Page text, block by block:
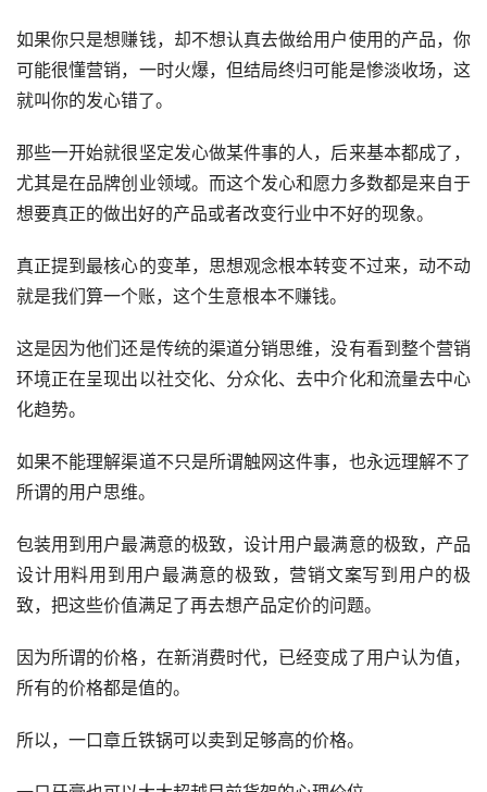
如果你只是想赚钱，却不想认真去做给用户使用的产品，你
可能很懂营销，一时火爆，但结局终归可能是惨淡收场，这
就叫你的发心错了。
那些一开始就很坚定发心做某件事的人，后来基本都成了，
尤其是在品牌创业领域。而这个发心和愿力多数都是来自于
想要真正的做出好的产品或者改变行业中不好的现象。
真正提到最核心的变革，思想观念根本转变不过来，动不动
就是我们算一个账，这个生意根本不赚钱。
这是因为他们还是传统的渠道分销思维，没有看到整个营销
环境正在呈现出以社交化、分众化、去中介化和流量去中心
化趋势。
如果不能理解渠道不只是所谓触网这件事，也永远理解不了
所谓的用户思维。
包装用到用户最满意的极致，设计用户最满意的极致，产品
设计用料用到用户最满意的极致，营销文案写到用户的极
致，把这些价值满足了再去想产品定价的问题。
因为所谓的价格，在新消费时代，已经变成了用户认为值，
所有的价格都是值的。
所以，一口章丘铁锅可以卖到足够高的价格。